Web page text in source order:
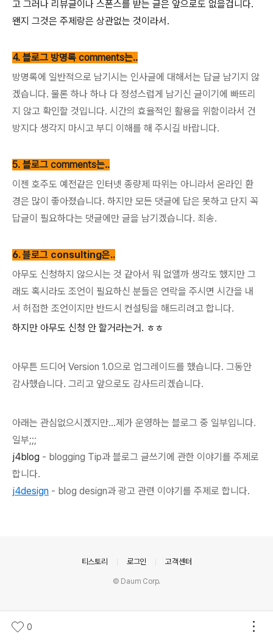
고 그러나 리뷰글이나 스폰스를 받는 글은 앞으로도 없을겁니다.
왠지 그것은 주제랑은 상관없는 것이라서.
4. 블로그 방명록 comments는..
방명록에 일반적으로 남기시는 인사글에 대해서는 답글 남기지 않
겠습니다. 물론 하나 하나 다 정성스럽게 남기신 글이기에 빠뜨리
지 않고 확인할 것입니다. 시간의 효율적인 활용을 위함이라서 건
방지다 생각지 마시고 부디 이해를 해 주시길 바랍니다.
5. 블로그 comments는..
이젠 호주도 예전같은 인터넷 종량제 따위는 아니라서 온라인 환
경은 많이 좋아졌습니다. 하지만 모든 댓글에 답은 못하고 단지 꼭
답글이 필요하다는 댓글에만 글을 남기겠습니다. 죄송.
6. 블로그 consulting은..
아무도 신청하지 않으시는 것 같아서 뭐 없앨까 생각도 했지만 그
래도 혹시라도 조언이 필요하신 분들은 연락을 주시면 시간을 내
서 허접한 조언이지만 반드시 컨설팅을 해드리려고 합니다.
하지만 아무도 신청 안 할거라는거. ㅎㅎ
아무튼 드디어 Version 1.0으로 업그레이드를 했습니다. 그동안
감사했습니다. 그리고 앞으로도 감사드리겠습니다.
아래는 관심없으시겠지만...제가 운영하는 블로그 중 일부입니다.
일부;;;
j4blog - blogging Tip과 블로그 글쓰기에 관한 이야기를 주제로
합니다.
j4design - blog design과 광고 관련 이야기를 주제로 합니다.
0
티스토리 로그인 고객센터
© Daum Corp.